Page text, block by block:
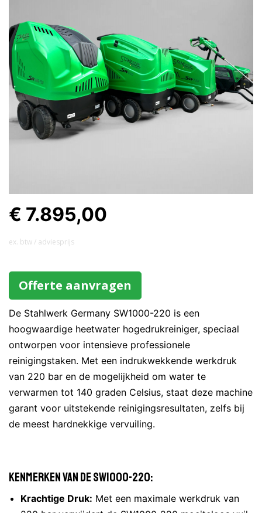
€ 7.895,00
ex. btw / adviesprijs
Offerte aanvragen
De Stahlwerk Germany SW1000-220 is een
hoogwaardige heetwater hogedrukreiniger, speciaal
ontworpen voor intensieve professionele
reinigingstaken. Met een indrukwekkende werkdruk
van 220 bar en de mogelijkheid om water te
verwarmen tot 140 graden Celsius, staat deze machine
garant voor uitstekende reinigingsresultaten, zelfs bij
de meest hardnekkige vervuiling.
Kenmerken van de SW1000-220:
Krachtige Druk: Met een maximale werkdruk van